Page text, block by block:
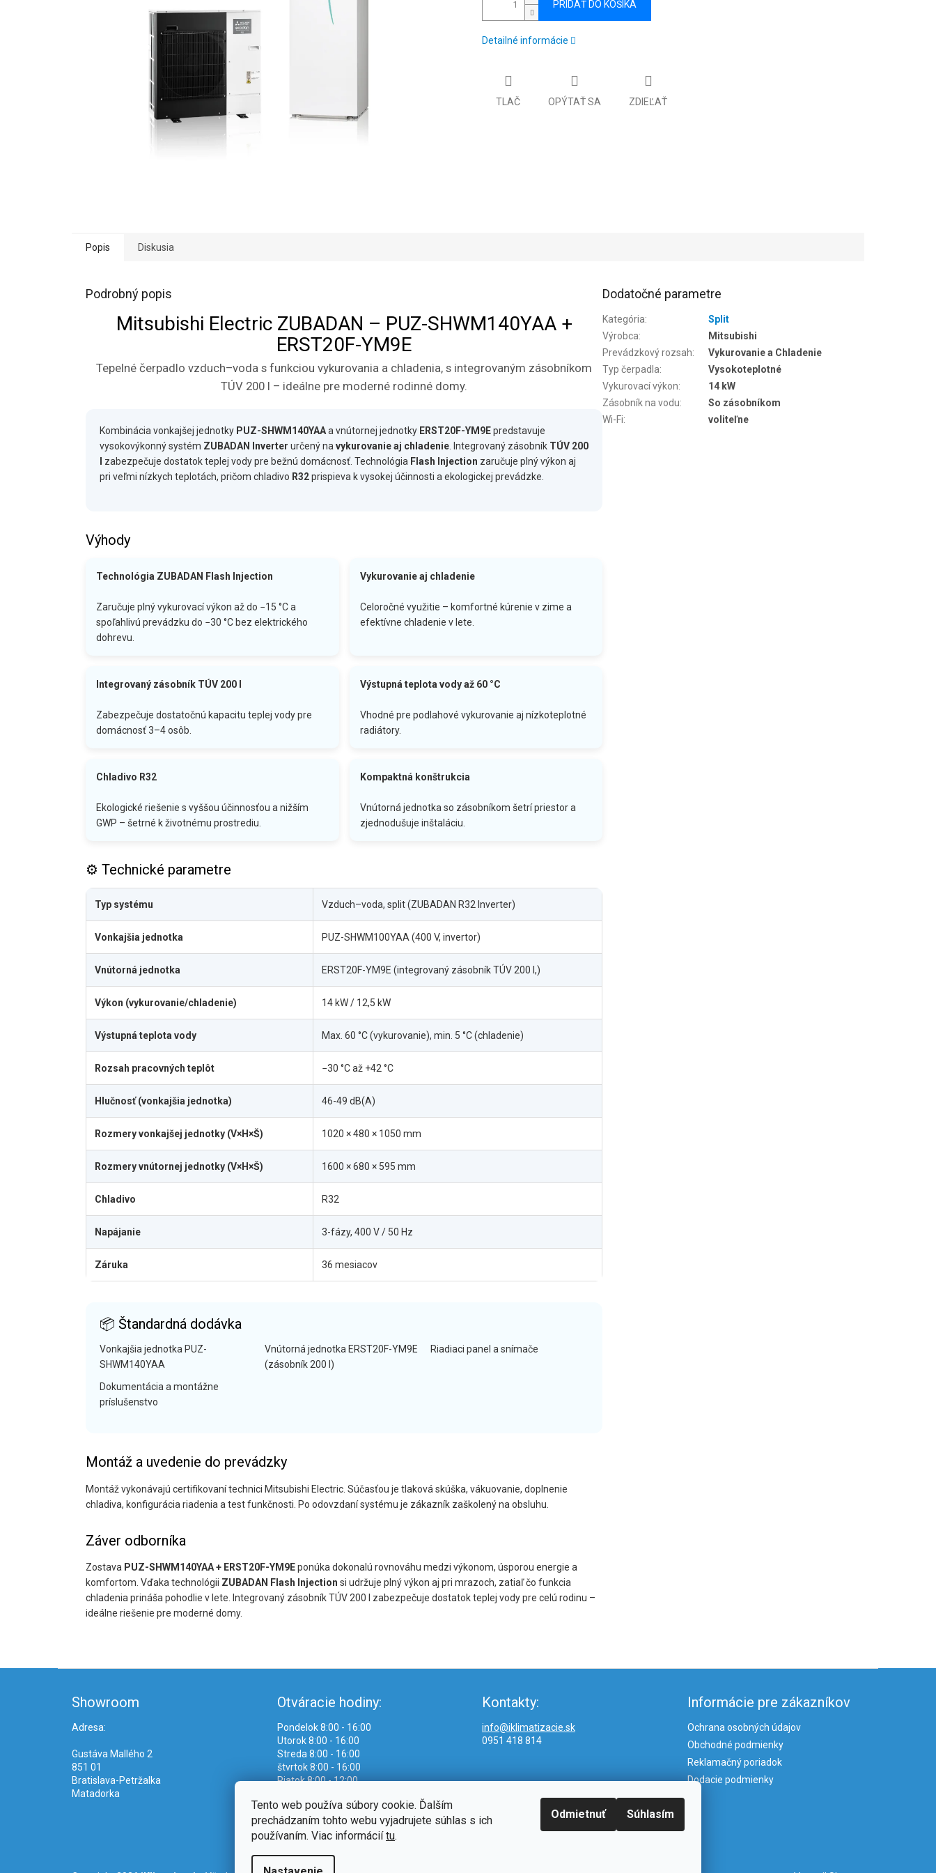
Tento web používa súbory cookie. Ďalším
prechádzaním tohto webu vyjadrujete súhlas s ich
používaním. Viac informáciítu.
Odmietnuť Súhlasím
PRIDAŤ DO KOŠÍKA
Detailné informácie
TLAČ OPÝTAŤ SA ZDIEĽAŤ
Popis Diskusia
Podrobný popis
Mitsubishi Electric ZUBADAN – PUZ-SHWM140YAA +
ERST20F-YM9E
Tepelné čerpadlo vzduch–voda s funkciou vykurovania a chladenia, s integrovaným zásobníkom
TÚV 200 l – ideálne pre moderné rodinné domy.
Kombinácia vonkajšej jednotky PUZ-SHWM140YAAa vnútornej jednotky ERST20F-YM9Epredstavuje
vysokovýkonný systém ZUBADAN Inverter určený na vykurovanie aj chladenie . Integrovaný zásobník TÚV 200
zabezpečuje dostatok teplej vody pre bežnú domácnosť. Technológia Flash Injection zaručuje plný výkon aj
pri veľmi nízkych teplotách, pričom chladivo R32prispieva k vysokej účinnosti a ekologickej prevádzke.
Výhody
Technológia ZUBADAN Flash Injection
Zaručuje plný vykurovací výkon až do −15 °C a
spoľahlivú prevádzku do −30 °C bez elektrického
dohrevu.
Vykurovanie aj chladenie
Celoročné využitie – komfortné kúrenie v zime a
efektívne chladenie v lete.
Integrovaný zásobník TÚV 200 l
Zabezpečuje dostatočnú kapacitu teplej vody pre
domácnosť 3–4 osôb.
Výstupná teplota vody až 60 °C
Vhodné pre podlahové vykurovanie aj nízkoteplotné
radiátory.
Chladivo R32
Ekologické riešenie s vyššou účinnosťou a nižším
GWP – šetrné k životnému prostrediu.
Kompaktná konštrukcia
Vnútorná jednotka so zásobníkom šetrí priestor a
zjednodušuje inštaláciu.
⚙️ Technické parametre
Typ systému Vzduch–voda, split (ZUBADAN R32 Inverter)
Vonkajšia jednotka PUZ-SHWM100YAA (400 V, invertor)
Vnútorná jednotka ERST20F-YM9E (integrovaný zásobník TÚV 200 l,)
Výkon (vykurovanie/chladenie) 14 kW / 12,5 kW
Výstupná teplota vody Max. 60 °C (vykurovanie), min. 5 °C (chladenie)
Rozsah pracovných teplôt −30 °C až +42 °C
Hlučnosť (vonkajšia jednotka) 46-49 dB(A)
Rozmery vonkajšej jednotky (V×H×Š) 1020 × 480 × 1050 mm
Rozmery vnútornej jednotky (V×H×Š) 1600 × 680 × 595 mm
Chladivo R32
Napájanie 3-fázy, 400 V / 50 Hz
Záruka 36 mesiacov
📦 Štandardná dodávka
Vonkajšia jednotka PUZ-
SHWM140YAA
Vnútorná jednotka ERST20F-YM9E
(zásobník 200 l)
Riadiaci panel a snímače
Dokumentácia a montážne
príslušenstvo
Montáž a uvedenie do prevádzky
Montáž vykonávajú certifikovaní technici Mitsubishi Electric. Súčasťou je tlaková skúška, vákuovanie, doplnenie
chladiva, konfigurácia riadenia a test funkčnosti. Po odovzdaní systému je zákazník zaškolený na obsluhu.
Záver odborníka
Zostava PUZ-SHWM140YAA + ERST20F-YM9Eponúka dokonalú rovnováhu medzi výkonom, úsporou energie a
komfortom. Vďaka technológii ZUBADAN Flash Injection si udržuje plný výkon aj pri mrazoch, zatiaľ čo funkcia
chladenia prináša pohodlie v lete. Integrovaný zásobník TÚV 200 l zabezpečuje dostatok teplej vody pre celú rodinu –
ideálne riešenie pre moderné domy.
Dodatočné parametre
Kategória:
Split
Výrobca:
Mitsubishi
Prevádzkový rozsah:
Vykurovanie a Chladenie
Typ čerpadla:
Vysokoteplotné
Vykurovací výkon:
14 kW
Zásobník na vodu:
So zásobníkom
Wi-Fi: voliteľne
Showroom
Adresa:
Gustáva Mallého 2
851 01
Bratislava-Petržalka
Matadorka
Otváracie hodiny:
Pondelok 8:00 - 16:00
Utorok 8:00 - 16:00
Streda 8:00 - 16:00
štvrtok 8:00 - 16:00
Piatok 8:00 - 12:00
Kontakty:
info@iklimatizacie.sk
0951 418 814
Informácie pre zákazníkov
Ochrana osobných údajov
Obchodné podmienky
Reklamačný poriadok
Dodacie podmienky